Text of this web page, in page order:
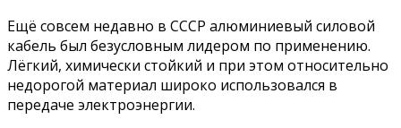
Ещё совсем недавно в СССР алюминиевый силовой
кабель был безусловным лидером по применению.
Лёгкий, химически стойкий и при этом относительно
недорогой материал широко использовался в
передаче электроэнергии.